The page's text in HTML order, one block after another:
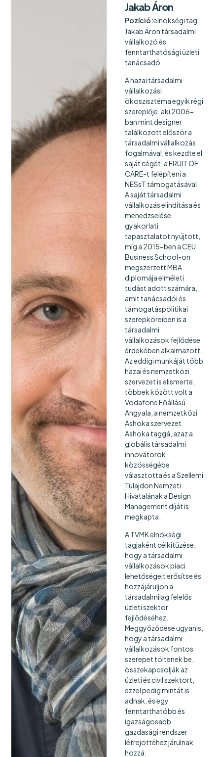
Jakab Áron
Pozíció:elnökségi tag
Jakab Áron társadalmi
vállalkozó és
fenntarthatósági üzleti
tanácsadó
A hazai társadalmi
vállalkozási
ökoszisztéma egyik régi
szereplője, aki 2006-
ban mint designer
találkozott először a
társadalmi vállalkozás
fogalmával, és kezdte el
saját cégét, a FRUIT OF
CARE-t felépíteni a
NESsT támogatásával.
A saját társadalmi
vállalkozás elindítása és
menedzselése
gyakorlati
tapasztalatot nyújtott,
míg a 2015-ben a CEU
Business School-on
megszerzett MBA
diplomája elméleti
tudást adott számára,
amit tanácsadói és
támogatáspolitikai
szerepköreiben is a
társadalmi
vállalkozások fejlődése
érdekében alkalmazott.
Az eddigi munkáját több
hazai és nemzetközi
szervezet is elismerte,
többek között volt a
Vodafone Főállású
Angyala, a nemzetközi
Ashoka szervezet
Ashoka taggá, azaz a
globális társadalmi
innovátorok
közösségébe
választotta és a Szellemi
Tulajdon Nemzeti
Hivatalának a Design
Management díját is
megkapta.
A TVMK elnökségi
tagjaként célkitűzése,
hogy a társadalmi
vállalkozások piaci
lehetőségeit erősítse és
hozzájáruljon a
társadalmilag felelős
üzleti szektor
fejlődéséhez.
Meggyőződése ugyanis,
hogy a társadalmi
vállalkozások fontos
szerepet töltenek be,
összekapcsolják az
üzleti és civil szektort,
ezzel pedig mintát is
adnak, és egy
fenntarthatóbb és
igazságosabb
gazdasági rendszer
létrejöttéhez járulnak
hozzá.